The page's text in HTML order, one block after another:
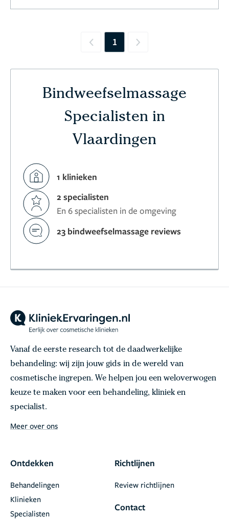
Previous
1 Next
Bindweefselmassage
Specialisten in
Vlaardingen
1 klinieken
2 specialisten
En 6 specialisten in de omgeving
23 bindweefselmassage reviews
Vanaf de eerste research tot de daadwerkelijke
behandeling: wij zijn jouw gids in de wereld van
cosmetische ingrepen. We helpen jou een weloverwogen
keuze te maken voor een behandeling, kliniek en
specialist.
Meer over ons
Ontdekken
Behandelingen
Klinieken
Specialisten
Richtlijnen
Review richtlijnen
Contact